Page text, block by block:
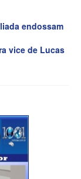
endossam
vice de Lucas